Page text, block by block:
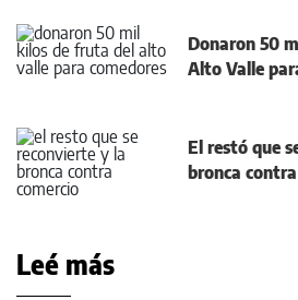
Donaron 50
Alto Valle
El restó que
bronca
Leé más